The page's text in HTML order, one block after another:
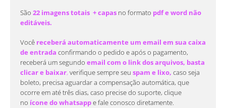
São 22 imagens totais + capas no formato pdf e word não
editáveis.
Você receberá automaticamente um email em sua caixa
de entrada confirmando o pedido e após o pagamento,
receberá um segundo email com o link dos arquivos, basta
clicar e baixar, verifique sempre seu spam e lixo, caso seja
boleto, precisa aguardar a compensação automática, que
ocorre em até três dias, caso precise do suporte, clique
no ícone do whatsappe fale conosco diretamente.